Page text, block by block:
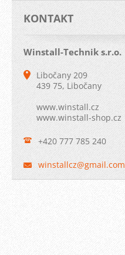
KONTAKT
Winstall-Technik s.r.o.
Libočany 209
439 75, Libočany
www.winstall.cz
www.winstall-shop.cz
+420 777 785 240
winstallcz@gmail.com